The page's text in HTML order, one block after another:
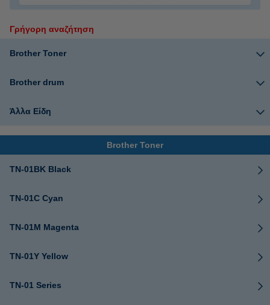
Γρήγορη αναζήτηση
Brother Toner
Brother drum
Άλλα Είδη
Brother Toner
TN-01BK Black
TN-01C Cyan
TN-01M Magenta
TN-01Y Yellow
TN-01 Series